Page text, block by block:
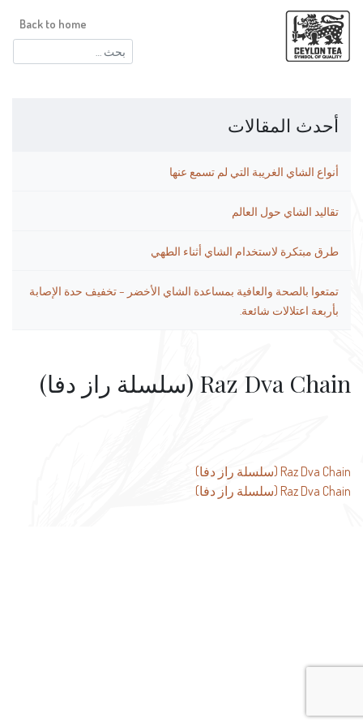
البحث
عن:
Back to home
أحدث المقالات
أنواع الشاي الغريبة التي لم تسمع عنها
تقاليد الشاي حول العالم
طرق مبتكرة لاستخدام الشاي أثناء الطهي
تمتعوا بالصحة والعافية بمساعدة الشاي الأخضر – تخفيف حدة الإصابة
بأربعة اعتلالات شائعة.
Raz Dva Chain (سلسلة راز دفا)
تصفّح
المقالات
Raz Dva Chain (سلسلة راز دفا)
Raz Dva Chain (سلسلة راز دفا)